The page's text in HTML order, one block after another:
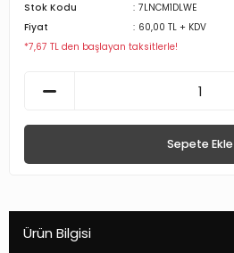
Stok Kodu
7LNCM1DLWE
Fiyat
60,00 TL + KDV
*7,67 TL den başlayan taksitlerle!
Sepete Ekle
Ürün Bilgisi